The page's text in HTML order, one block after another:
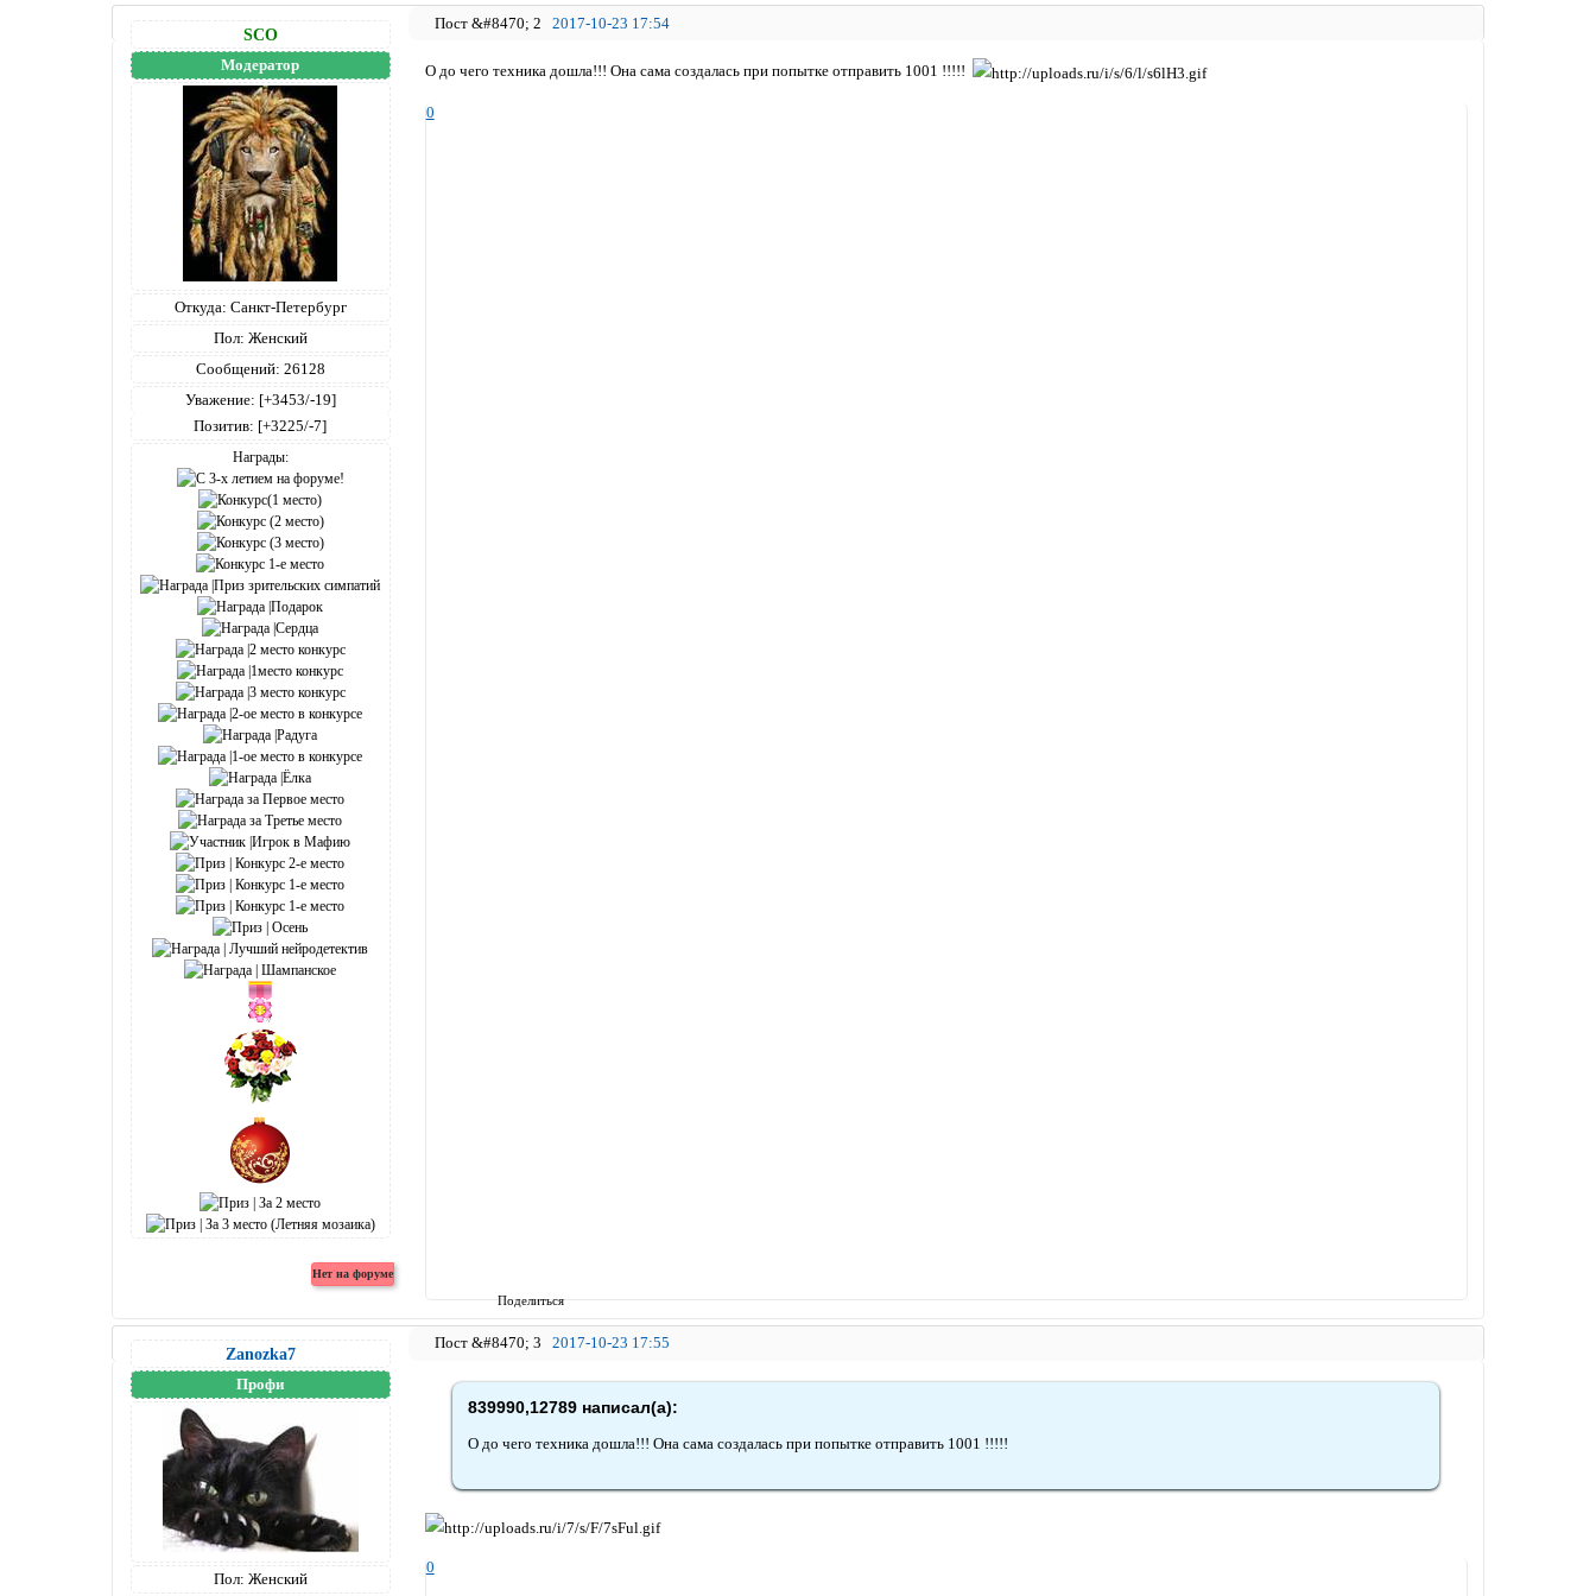
Поделиться
2 2017-10-23 17:54
SCO
Модератор
Откуда: Санкт-Петербург
Пол: Женский
Сообщений: 26128
Уважение: [+3453/-19]
Позитив: [+3225/-7]
Награды:
О до чего техника дошла!!! Она сама создалась при попытке отправить 1001 !!!!!
0
3 2017-10-23 17:55
Zanozka7
Профи
Пол: Женский
839990,12789 написал(а):
О до чего техника дошла!!! Она сама создалась при попытке отправить 1001 !!!!!
0